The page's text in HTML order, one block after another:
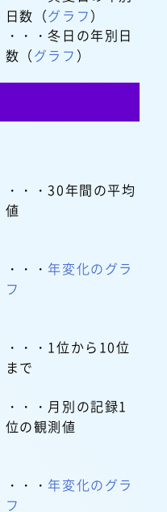
日数（グラフ）
・・・冬日の年別日
数（グラフ ）
・・・30年間の平均
値
・・・年変化のグラ
フ
・・・1位から10位
まで
・・・月別の記録1
位の観測値
・・・年変化のグラ
フ